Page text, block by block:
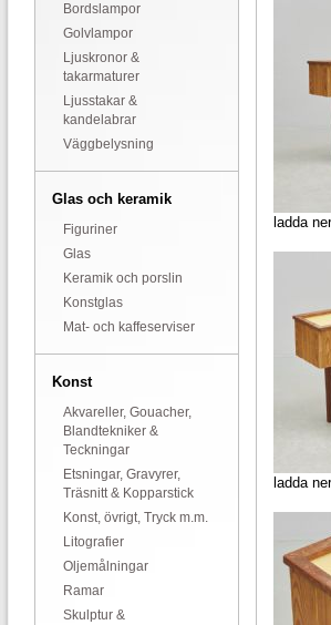
Bordslampor
Golvlampor
Ljuskronor &
takarmaturer
Ljusstakar &
kandelabrar
Väggbelysning
Glas och keramik
Figuriner
Glas
Keramik och porslin
Konstglas
Mat- och kaffeserviser
Konst
Akvareller, Gouacher,
Blandtekniker &
Teckningar
Etsningar, Gravyrer,
Träsnitt & Kopparstick
Konst, övrigt, Tryck m.m.
Litografier
Oljemålningar
Ramar
Skulptur &
ladda
ladda